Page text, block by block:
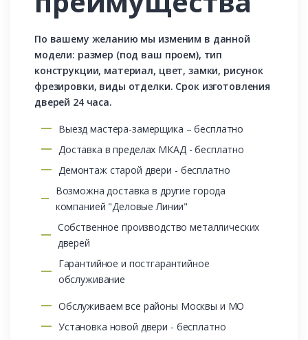
По вашему желанию мы изменим в данной
модели: размер (под ваш проем), тип
конструкции, материал, цвет, замки, рисунок
фрезировки, виды отделки. Срок изготовления
дверей 24 часа.
Выезд мастера-замерщика – бесплатно
Доставка в пределах МКАД - бесплатно
Демонтаж старой двери - бесплатно
Возможна доставка в другие города
компанией "Деловые Линии"
Собственное производство металлических
дверей
Гарантийное и постгарантийное
обслуживание
Обслуживаем все районы Москвы и МО
Установка новой двери - бесплатно